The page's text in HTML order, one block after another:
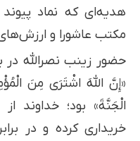
هدیه‌ای که نماد
مکتب عاشورا و
حضور زینب نصرالله در
«إِنَّ اللَّهَ اشْتَرَى مِنَ
الْجَنَّةَ» بود؛ خداوند
خریداری کرده و در